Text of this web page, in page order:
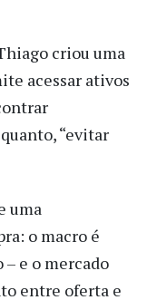
criou uma
acessar ativos
“evitar
uma
o macro é
e o mercado
entre oferta e